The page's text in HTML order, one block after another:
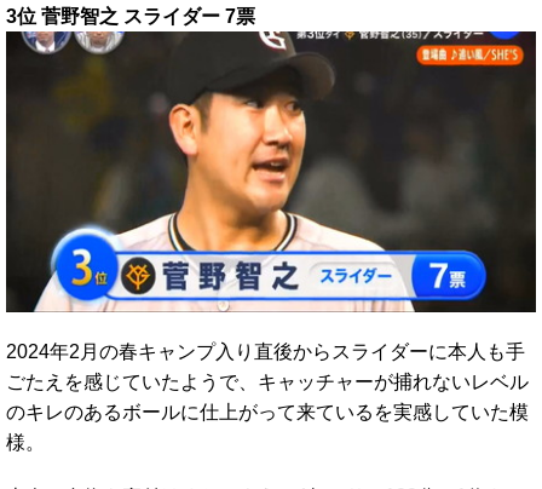
3位 菅野智之 スライダー 7票
2024年2月の春キャンプ入り直後からスライダーに本人も手
ごたえを感じていたようで、キャッチャーが捕れないレベル
のキレのあるボールに仕上がって来ているを実感していた模
様。